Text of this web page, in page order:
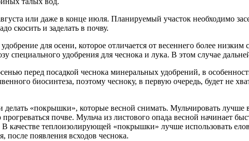
или даже в конце июля. Планируемый участок необходимо
скосить и заделать в почву.
для осени, которое отличается от весеннего более
специального удобрения для чеснока и лука. В этом случае
перед посадкой чеснока минеральных удобрений, в
биосинтеза, поэтому чесноку, в первую очередь, будет не
«покрышки», которые весной снимать. Мульчировать лучше
почве. Мульча из листового опада весной начинает
качестве теплоизолирующей «покрышки» лучше использовать
появления всходов чеснока.